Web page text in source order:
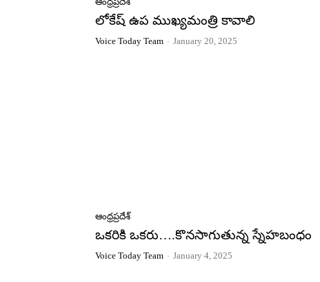
లోకేష్ ఉప ముఖ్యమంత్రి కావాలి
Voice Today Team - January 20, 2025
ఆంధ్రప్రదేశ్
ఒకరికి ఒకరు….కొనసాగుతున్న స్నేహబంధం
Voice Today Team - January 4, 2025